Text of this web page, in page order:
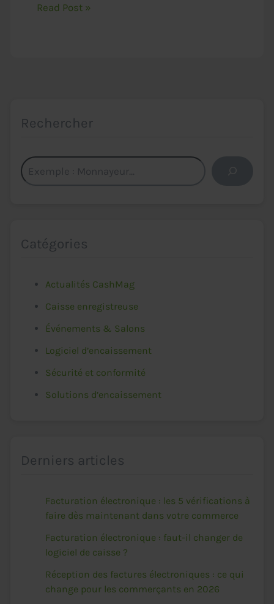
Read Post »
Rechercher
Rechercher
Catégories
Actualités CashMag
Caisse enregistreuse
Événements & Salons
Logiciel d’encaissement
Sécurité et conformité
Solutions d’encaissement
Derniers articles
Facturation électronique : les 5 vérifications à
faire dès maintenant dans votre commerce
Facturation électronique : faut-il changer de
logiciel de caisse ?
Réception des factures électroniques : ce qui
change pour les commerçants en 2026